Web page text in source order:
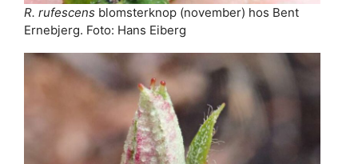
R. rufescens blomsterknop (november) hos Bent
Ernebjerg. Foto: Hans Eiberg